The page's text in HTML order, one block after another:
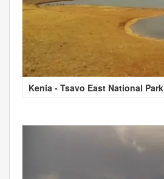
Kenia - Tsavo East National Park